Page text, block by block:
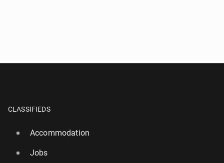
CLASSIFIEDS
Accommodation
Jobs